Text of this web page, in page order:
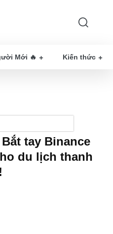
Mới 🔥 Kiến thức
tay Binance
du lịch thanh